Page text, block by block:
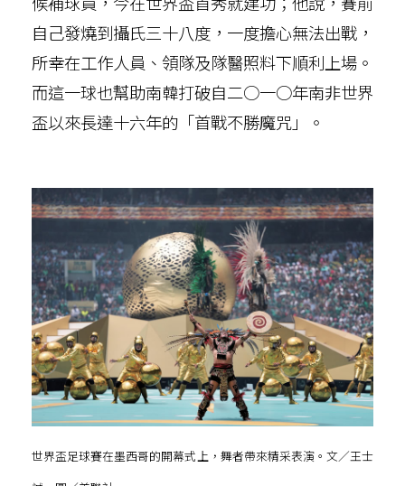
自己發燒到攝氏三十八度，一度擔心無法出戰，
所幸在工作人員、領隊及隊醫照料下順利上場。
而這一球也幫助南韓打破自二○一○年南非世界
盃以來長達十六年的「首戰不勝魔咒」。
世界盃足球賽在墨西哥的開幕式上，舞者帶來精采表演。文／王士